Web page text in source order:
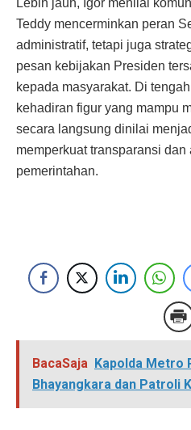
Teddy mencerminkan peran
administratif, tetapi juga
pesan kebijakan Presiden
kepada masyarakat. Di
kehadiran figur yang mampu
secara langsung dinilai
memperkuat transparansi dan
pemerintahan.
BacaSaja Kapolda Metro
Bhayangkara dan Patroli